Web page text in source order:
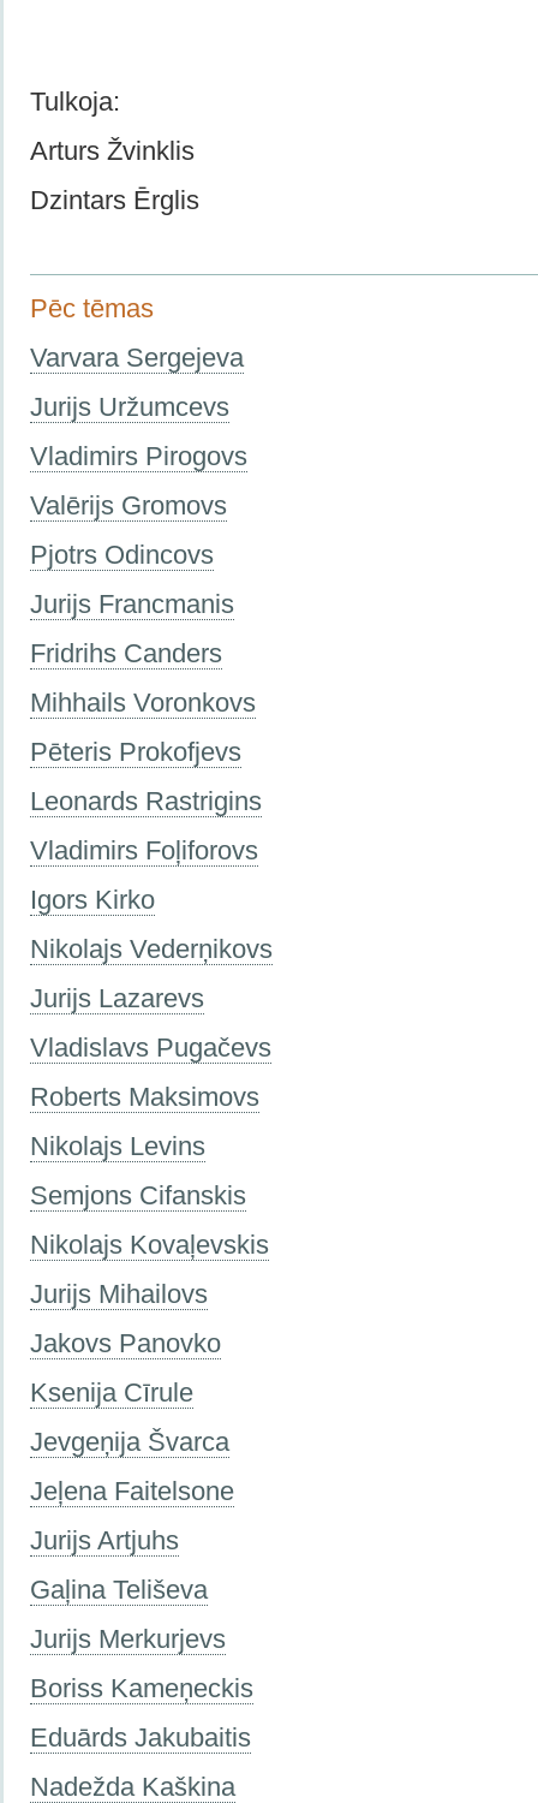
Tulkoja:
Arturs Žvinklis
Dzintars Ērglis
Pēc tēmas
Varvara Sergejeva
Jurijs Uržumcevs
Vladimirs Pirogovs
Valērijs Gromovs
Pjotrs Odincovs
Jurijs Francmanis
Fridrihs Canders
Mihhails Voronkovs
Pēteris Prokofjevs
Leonards Rastrigins
Vladimirs Foļiforovs
Igors Kirko
Nikolajs Vederņikovs
Jurijs Lazarevs
Vladislavs Pugačevs
Roberts Maksimovs
Nikolajs Levins
Semjons Cifanskis
Nikolajs Kovaļevskis
Jurijs Mihailovs
Jakovs Panovko
Ksenija Cīrule
Jevgeņija Švarca
Jeļena Faitelsone
Jurijs Artjuhs
Gaļina Teliševa
Jurijs Merkurjevs
Boriss Kameņeckis
Eduārds Jakubaitis
Nadežda Kaškina